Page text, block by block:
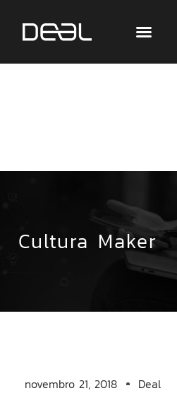
Cultura Maker
novembro 21, 2018 Deal